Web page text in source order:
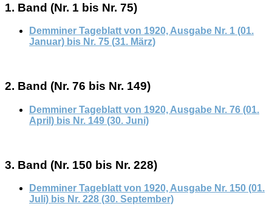
1. Band (Nr. 1 bis Nr. 75)
Demminer Tageblatt von 1920, Ausgabe Nr. 1 (01.
Januar) bis Nr. 75 (31. März)
2. Band (Nr. 76 bis Nr. 149)
Demminer Tageblatt von 1920, Ausgabe Nr. 76 (01.
April) bis Nr. 149 (30. Juni)
3. Band (Nr. 150 bis Nr. 228)
Demminer Tageblatt von 1920, Ausgabe Nr. 150 (01.
Juli) bis Nr. 228 (30. September)